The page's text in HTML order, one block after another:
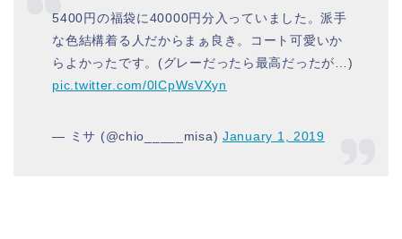
5400円の福袋に40000円分入っていました。派手
な色結構着る人だからまぁ良き。コート可愛いか
らよかったです。(グレーだったら最高だったが…)
pic.twitter.com/0lCpWsVXyn
— ミサ (@chio_____misa)January 1, 2019